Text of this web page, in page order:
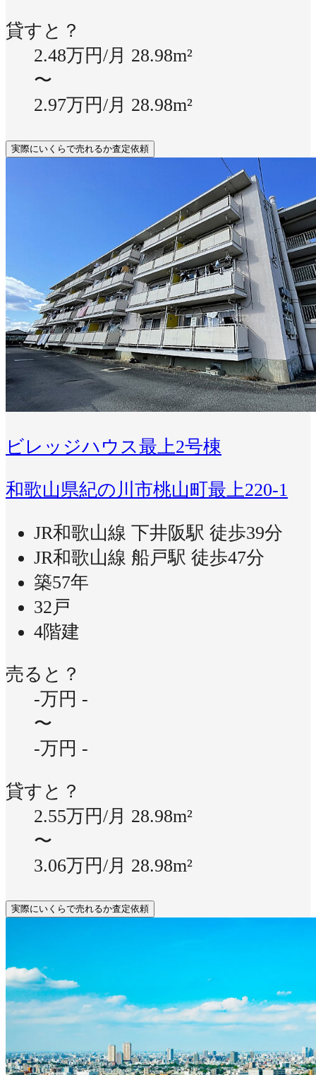
貸すと？
2.48万円/月 28.98m²
〜
2.97万円/月 28.98m²
実際にいくらで売れるか査定依頼
ビレッジハウス最上2号棟
和歌山県紀の川市桃山町最上220-1
JR和歌山線 下井阪駅 徒歩39分
JR和歌山線 船戸駅 徒歩47分
築57年
32戸
4階建
売ると？
-万円 -
〜
-万円 -
貸すと？
2.55万円/月 28.98m²
〜
3.06万円/月 28.98m²
実際にいくらで売れるか査定依頼